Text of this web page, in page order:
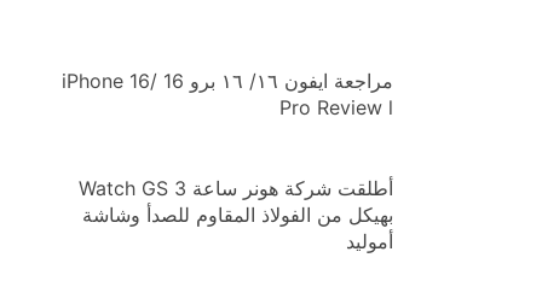
مراجعة ايفون ١٦/ ١٦ برو iPhone 16/ 16
Pro Review l
أطلقت شركة هونر ساعة Watch GS 3
بهيكل من الفولاذ المقاوم للصدأ وشاشة
أموليد